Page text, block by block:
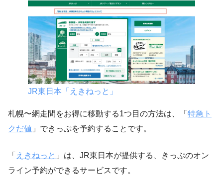
JR東日本「えきねっと」
札幌〜網走間をお得に移動する1つ目の方法は、「 特急ト
クだ値 」できっぷを予約することです。
「 えきねっと 」は、JR東日本が提供する、きっぷのオン
ライン予約ができるサービスです。